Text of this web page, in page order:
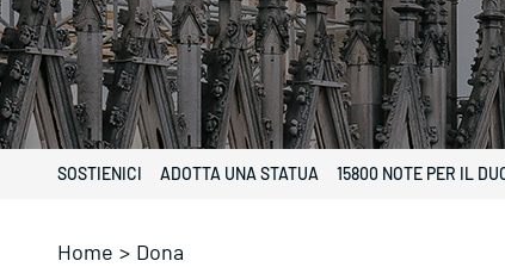
SOSTIENICI ADOTTA UNA STATUA 15800 NOTE PER IL
Home > Dona